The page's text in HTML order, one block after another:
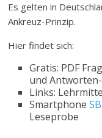
Es gelten in
Ankreuz-Prinzip.
Hier findet sich:
Gratis: PDF
und
Links:
Smartphone
Leseprobe